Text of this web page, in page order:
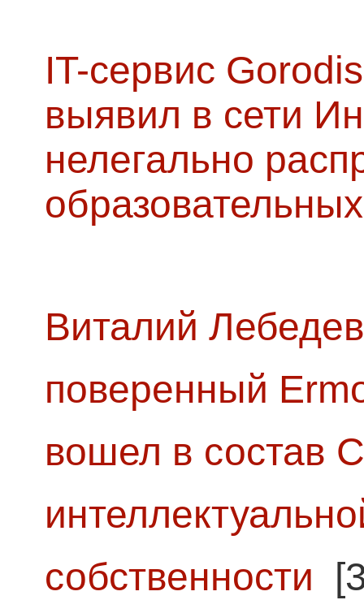
IT-сервис
выявил в сети
нелегально
Виталий
поверенный
вошел в состав
собственности